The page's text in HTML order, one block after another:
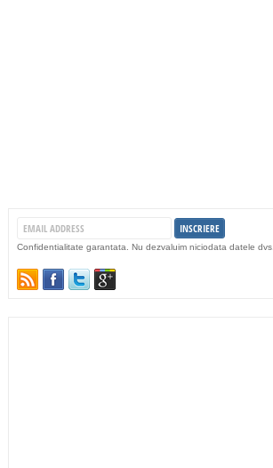
Confidentialitate garantata. Nu dezvaluim niciodata datele dvs.